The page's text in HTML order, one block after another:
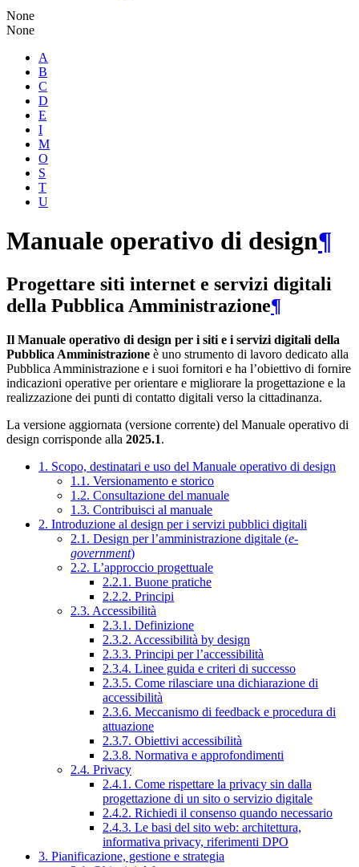
None
None
A
B
C
D
E
I
M
O
S
T
U
Manuale operativo di design¶
Progettare siti internet e servizi digitali
della Pubblica Amministrazione¶
Il Manuale operativo di design per i siti e i servizi digitali della
Pubblica Amministrazione è uno strumento di lavoro dedicato alla
Pubblica Amministrazione e i suoi fornitori e ha l’obiettivo di fornire
indicazioni operative per orientare e migliorare la progettazione e la
realizzazione dei punti di contatto digitali verso la cittadinanza.
La versione aggiornata (versione corrente) del Manuale operativo di
design corrisponde alla 2025.1.
1. Scopo, destinatari e uso del Manuale operativo di design
1.1. Versionamento e storico
1.2. Consultazione del manuale
1.3. Contribuisci al manuale
2. Introduzione al design per i servizi pubblici digitali
2.1. Design per l’amministrazione digitale (e-
government)
2.2. L’approccio progettuale
2.2.1. Buone pratiche
2.2.2. Principi
2.3. Accessibilità
2.3.1. Definizione
2.3.2. Accessibilità by design
2.3.3. Principi per l’accessibilità
2.3.4. Linee guida e criteri di successo
2.3.5. Come rilasciare una dichiarazione di
accessibilità
2.3.6. Meccanismo di feedback e procedura di
attuazione
2.3.7. Obiettivi accessibilità
2.3.8. Normativa e approfondimenti
2.4. Privacy
2.4.1. Come rispettare la privacy sin dalla
progettazione di un sito o servizio digitale
2.4.2. Richiedi il consenso quando necessario
2.4.3. Le basi del sito web: architettura,
informativa privacy, riferimenti DPO
3. Pianificazione, gestione e strategia